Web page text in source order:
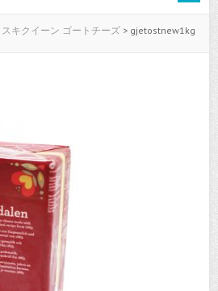
スキクイーン ゴートチーズ> gjetostnew1kg